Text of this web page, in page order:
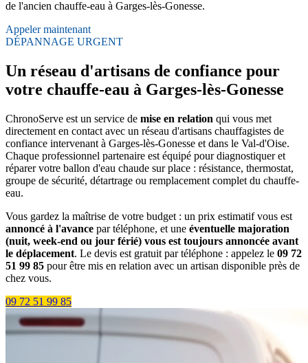
de l'ancien chauffe-eau à Garges-lès-Gonesse.
Appeler maintenant
DÉPANNAGE URGENT
Un réseau d'artisans de confiance pour
votre chauffe-eau à Garges-lès-Gonesse
ChronoServe est un service de mise en relation qui vous met
directement en contact avec un réseau d'artisans chauffagistes de
confiance intervenant à Garges-lès-Gonesse et dans le Val-d'Oise.
Chaque professionnel partenaire est équipé pour diagnostiquer et
réparer votre ballon d'eau chaude sur place : résistance, thermostat,
groupe de sécurité, détartrage ou remplacement complet du chauffe-
eau.
Vous gardez la maîtrise de votre budget : un prix estimatif vous est
annoncé à l'avance par téléphone, et une éventuelle majoration
(nuit, week-end ou jour férié) vous est toujours annoncée avant
le déplacement. Le devis est gratuit par téléphone : appelez le 09 72
51 99 85 pour être mis en relation avec un artisan disponible près de
chez vous.
09 72 51 99 85